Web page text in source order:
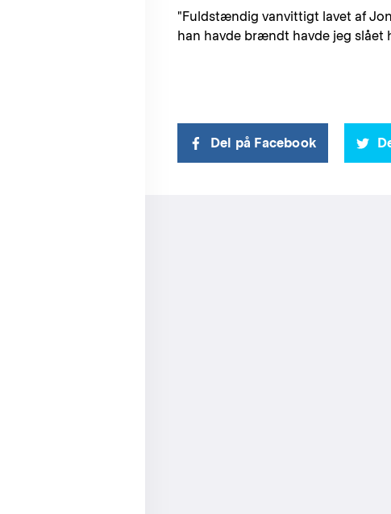
"Fuldstændig vanvittigt lavet af
han havde brændt havde jeg slået
Del på Facebook